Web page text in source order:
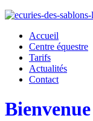
Accueil
Centre équestre
Tarifs
Actualités
Contact
Bienvenue